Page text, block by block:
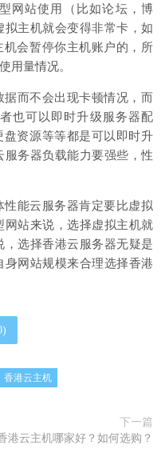
网站使用（比如论坛，博
主机就会变得非常卡，如
机会暂停你主机账户的，所
用量情况。
而不会出现卡顿情况，而
也可以即时升级服务器配
盘资源等等都是可以即时升
务器负载能力要强些，性
能云服务器肯定要比虚拟
站来说，选择虚拟主机就
选择香港云服务器无疑是
网站规模来合理选择香港
)
香港云主机
下一篇
港云主机哪家好？如何选购？